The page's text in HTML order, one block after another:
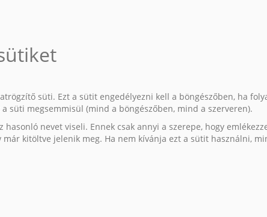
süti. Ezt a sütit engedélyezni kell a böngészőben, ha
süti megsemmisül (mind a böngészőben, mind a szerveren).
hasonló nevet viseli. Ennek csak annyi a szerepe, hogy
kitöltve jelenik meg. Ha nem kívánja ezt a sütit használni,